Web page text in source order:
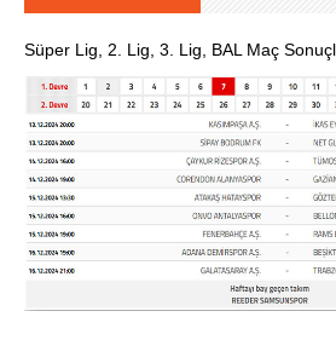
Süper Lig, 2. Lig, 3. Lig, BAL Maç